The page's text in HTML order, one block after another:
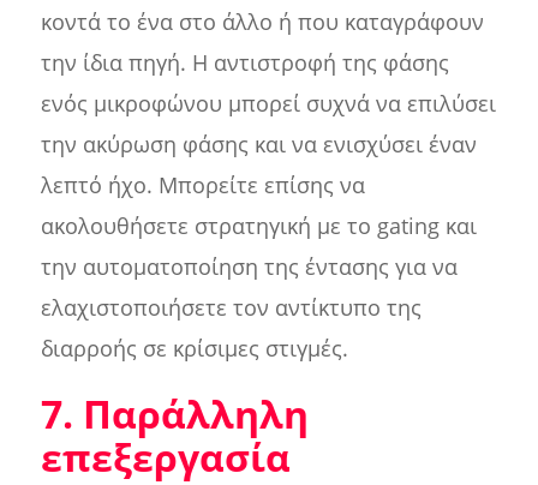
κοντά το ένα στο άλλο ή που καταγράφουν
την ίδια πηγή. Η αντιστροφή της φάσης
ενός μικροφώνου μπορεί συχνά να επιλύσει
την ακύρωση φάσης και να ενισχύσει έναν
λεπτό ήχο. Μπορείτε επίσης να
ακολουθήσετε στρατηγική με το gating και
την αυτοματοποίηση της έντασης για να
ελαχιστοποιήσετε τον αντίκτυπο της
διαρροής σε κρίσιμες στιγμές.
7. Παράλληλη
επεξεργασία